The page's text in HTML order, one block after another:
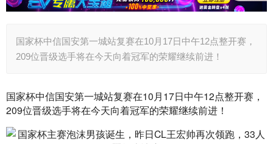
国家杯中信国安第一城站复赛在10月17日中午12点整开赛，
209位晋级选手将在今天向着冠军的荣耀继续前进！
国家杯中信国安第一城站复赛在10月17日中午12点整开赛，
209位晋级选手将在今天向着冠军的荣耀继续前进！